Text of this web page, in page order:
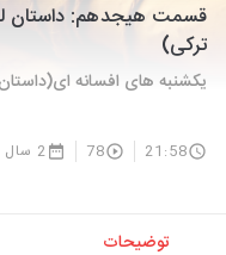
قسمت هیجدهم: داستان
ترکی)
یکشنبه های افسانه
21:58
78 2 سال پیش
توضیحات